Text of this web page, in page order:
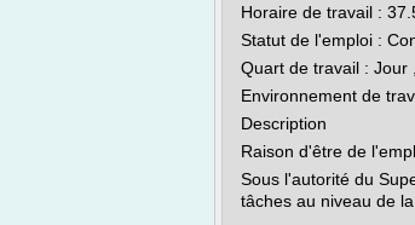
Horaire de travail :
Statut de l'emploi :
Quart de travail : Jour
Environnement de
Description
Raison d'être de
Sous l'autorité du
tâches au niveau de la